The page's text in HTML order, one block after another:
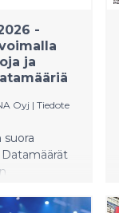
-
ja
Oyj | Tiedote